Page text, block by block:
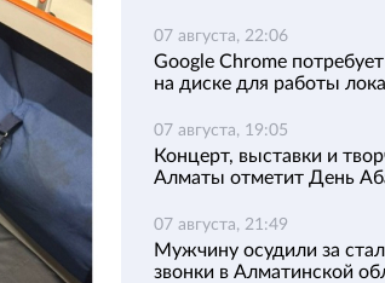
07 августа, 22:06
Google Chrome
на диске для работы
07 августа, 19:05
Концерт, выставки и
Алматы отметит День
07 августа, 21:49
Мужчину осудили за
звонки в Алматинской